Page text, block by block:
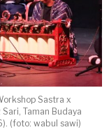
Sastra x
Taman Budaya
(foto: wabul sawi)